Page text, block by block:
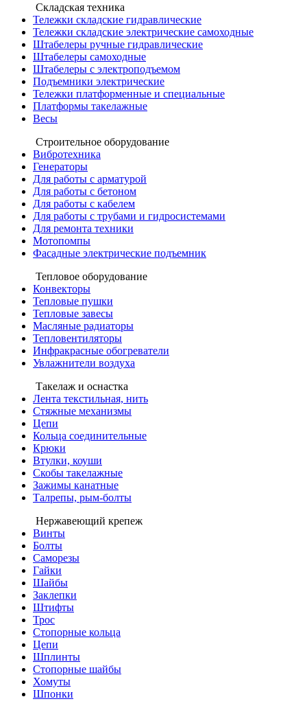
Складская техника
Тележки складские гидравлические
Тележки складские электрические самоходные
Штабелеры ручные гидравлические
Штабелеры самоходные
Штабелеры с электроподъемом
Подъемники электрические
Тележки платформенные и специальные
Платформы такелажные
Весы
Строительное оборудование
Вибротехника
Генераторы
Для работы с арматурой
Для работы с бетоном
Для работы с кабелем
Для работы с трубами и гидросистемами
Для ремонта техники
Мотопомпы
Фасадные электрические подъемник
Тепловое оборудование
Конвекторы
Тепловые пушки
Тепловые завесы
Масляные радиаторы
Тепловентиляторы
Инфракрасные обогреватели
Увлажнители воздуха
Такелаж и оснастка
Лента текстильная, нить
Стяжные механизмы
Цепи
Кольца соединительные
Крюки
Втулки, коуши
Скобы такелажные
Зажимы канатные
Талрепы, рым-болты
Нержавеющий крепеж
Винты
Болты
Саморезы
Гайки
Шайбы
Заклепки
Штифты
Трос
Стопорные кольца
Цепи
Шплинты
Стопорные шайбы
Хомуты
Шпонки